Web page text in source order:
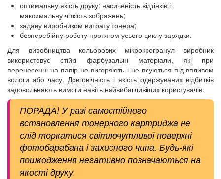
оптимальну якість друку: насиченість відтінків і
максимальну чіткість зображень;
задану виробником витрату тонера;
безперебійну роботу протягом усього циклу зарядки.
Для виробництва кольорових мікрокрогранул виробник
використовує стійкі фарбувальні матеріали, які при
перенесенні на папір не вигоряють і не псуються під впливом
вологи або часу. Довговічність і якість одержуваних відбитків
задовольняють вимоги навіть найвибагливіших користувачів.
ПОРАДА! У разі самостійного
встановлення тонерного картриджа не
слід торкатися світлочутливої поверхні
фотобарабана і захисного чипа. Будь-які
пошкодження негативно позначаються на
якості друку.